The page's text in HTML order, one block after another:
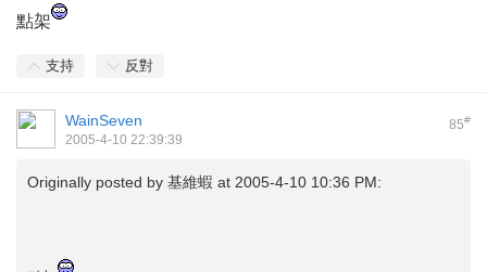
點架
支持 反對
85#
WainSeven
2005-4-10 22:39:39
Originally posted by 基維蝦 at 2005-4-10 10:36 PM: